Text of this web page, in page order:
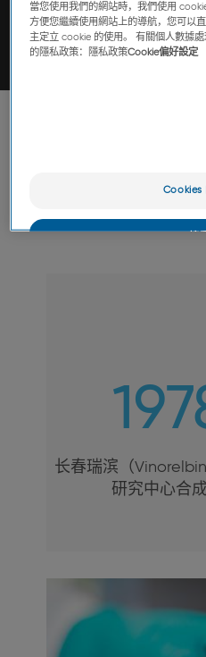
作为肿瘤学领域的先驱，皮尔
域，并与全世界一起抗击癌症
长春瑞滨（
研究中心合
當您使用我們的網站時，我們使用
方便您繼續使用網站上的導航，您可以
主定立 cookie 的使用。 有關個人數據
的隱私政策：隱私政策Cookie偏好設定
Cookies